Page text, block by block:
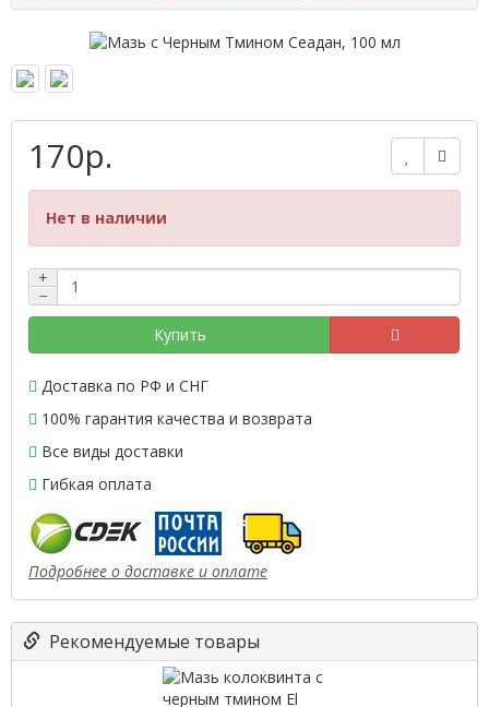
170р.
Нет в наличии
+
−
Купить
Доставка по РФ и СНГ
100% гарантия качества и возврата
Все виды доставки
Гибкая оплата
Подробнее о доставке и оплате
Рекомендуемые товары